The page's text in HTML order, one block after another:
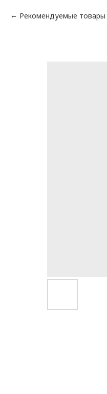
Рекомендуемые товары